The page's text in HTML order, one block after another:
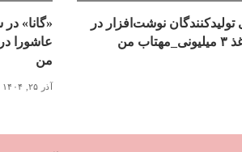
تولیدکنندگان نوشت‌افزار در
من
«گانا»
عاشورا
من
آذر ۲۵, ۱۴۰۴